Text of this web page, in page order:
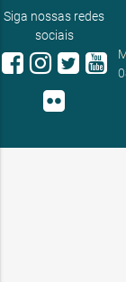
Siga nossas redes
sociais